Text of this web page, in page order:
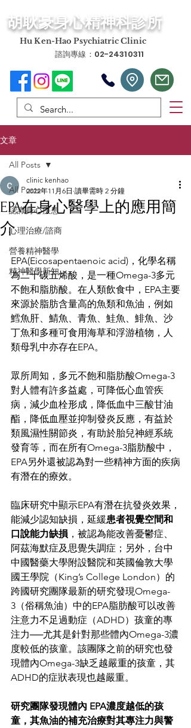
​胡耿豪身心精神科診所
​Hu Ken-Hao Psychiatric Clinic
諮詢專線：02-24310311
文章
All Posts
認識身心疾患
心理治療/諮商
營養精神醫學
精神醫學新知
All Posts
EPA在身心醫學上的應用簡
介
clinic kenhao
2022年11月6日 讀畢需時 2 分鐘
EPA(Eicosapentaenoic acid)，化學名稱
為二十碳五烯酸，是一種Omega-3多元
不飽和脂肪酸。在人類飲食中，EPA主要
來源於脂肪含量高的魚類和魚油，例如
鱈魚肝、鯖魚、青魚、鮭魚、鯡魚、沙
丁魚和多種可食用海草和浮游植物，人
類母乳中亦存在EPA。
眾所周知，多元不飽和脂肪酸Omega-3
對人體有許多益處，可降低心血管疾
病，減少血栓形成，降低血中三酸甘油
酯，降低血壓並抑制發炎反應，有益於
類風濕性關節炎，有助於胎兒神經系統
發育等，而在所有Omega-3脂肪酸中，
EPA另外還被認為對一些精神方面的疾病
有潛在的療效。
臨床研究中顯示EPA有潛在抗發炎效果，
能減少認知缺損，延緩患者視覺空間和
口說能力缺損 ，被認為能改善憂鬱症、
阿茲海默症及思覺失調症；另外，台中
中國醫藥大學附設醫院和英國倫敦大學
國王學院（King’s College London）的
跨國研究團隊最新的研究發現Omega-
3（俗稱魚油）中的EPA脂肪酸可以改善
注意力不足過動症（ADHD）孩童的專
注力──尤其是針對那些體內Omega-3濃
度較低的孩童。該團隊之前的研究也發
現體內Omega-3缺乏越嚴重的孩童，其
ADHD的症狀表現也越嚴重。
研究團隊發現體內 EPA濃度越低的孩
童，其魚油的補充治療對其專注力與警